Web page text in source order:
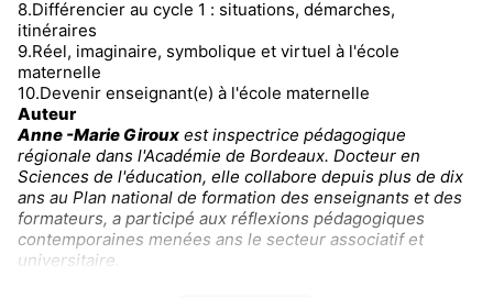
8.Différencier au cycle 1 : situations, démarches,
itinéraires
9.Réel, imaginaire, symbolique et virtuel à l'école
maternelle
10.Devenir enseignant(e) à l'école maternelle
Auteur
Anne -Marie Giroux est inspectrice pédagogique
régionale dans l'Académie de Bordeaux. Docteur en
Sciences de l'éducation, elle collabore depuis plus de dix
ans au Plan national de formation des enseignants et des
formateurs, a participé aux réflexions pédagogiques
contemporaines menées ans le secteur associatif et
universitaire.